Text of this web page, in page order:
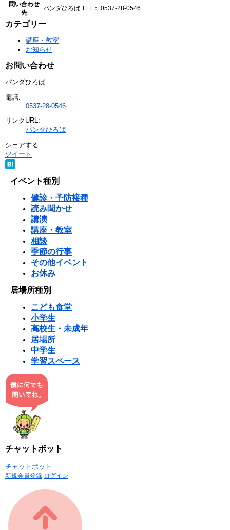
問い合わせ
先
パンダひろば TEL： 0537-28-0546
カテゴリー
講座・教室
お知らせ
お問い合わせ
パンダひろば
電話:
0537-28-0546
リンクURL:
パンダひろば
シェアする
ツイート
イベント種別
健診・予防接種
読み聞かせ
講演
講座・教室
相談
季節の行事
その他イベント
お休み
居場所種別
こども食堂
小学生
高校生・未成年
居場所
中学生
学習スペース
チャットボット
チャットボット
新規会員登録 ログイン